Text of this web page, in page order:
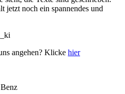
jetzt noch ein spannendes und
angehen? Klicke hier